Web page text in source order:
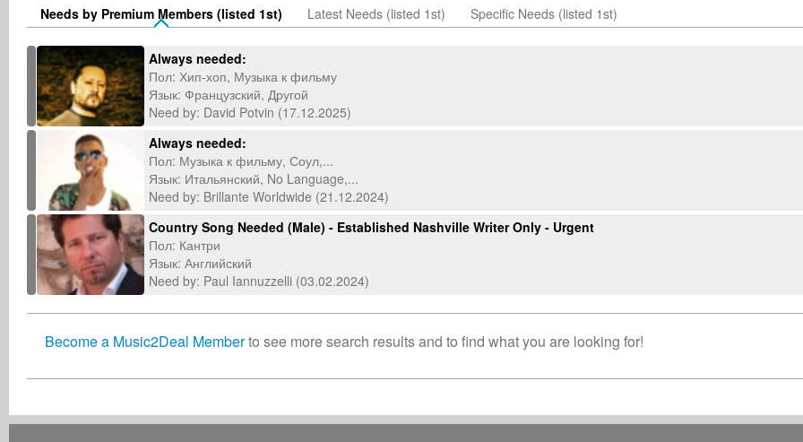
Needs by Premium Members (listed 1st) Latest Needs (listed 1st) Specific Needs (listed 1st)
Always needed:
Пол: Хип-хоп, Музыка к фильму
Язык: Французский, Другой
Need by: David Potvin (17.12.2025)
Always needed:
Пол: Музыка к фильму, Соул,...
Язык: Итальянский, No Language,...
Need by: Brillante Worldwide (21.12.2024)
Country Song Needed (Male) - Established Nashville Writer Only - Urgent
Пол: Кантри
Язык: Английский
Need by: Paul Iannuzzelli (03.02.2024)
Become a Music2Deal Memberto see more search results and to find what you are looking for!